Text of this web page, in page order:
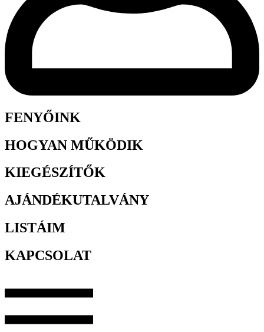
FENYŐINK
HOGYAN MŰKÖDIK
KIEGÉSZÍTŐK
AJÁNDÉKUTALVÁNY
LISTÁIM
KAPCSOLAT